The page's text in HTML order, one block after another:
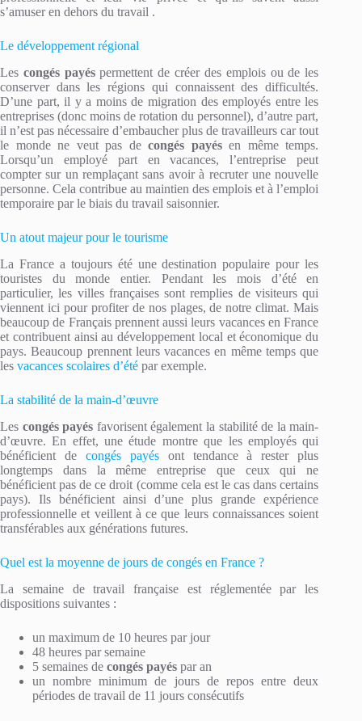
s’amuser en dehors du travail .
Le développement régional
Les congés payéspermettent de créer des emplois ou de les
conserver dans les régions qui connaissent des difficultés.
D’une part, il y a moins de migration des employés entre les
entreprises (donc moins de rotation du personnel), d’autre part,
il n’est pas nécessaire d’embaucher plus de travailleurs car tout
le monde ne veut pas decongés payésen même temps.
Lorsqu’un employé part en vacances, l’entreprise peut
compter sur un remplaçant sans avoir à recruter une nouvelle
personne. Cela contribue au maintien des emplois et à l’emploi
temporaire par le biais du travail saisonnier.
Un atout majeur pour le tourisme
La France a toujours été une destination populaire pour les
touristes du monde entier. Pendant les mois d’été en
particulier, les villes françaises sont remplies de visiteurs qui
viennent ici pour profiter de nos plages, de notre climat. Mais
beaucoup de Français prennent aussi leurs vacances en France
et contribuent ainsi au développement local et économique du
pays. Beaucoup prennent leurs vacances en même temps que
les vacances scolaires d’été par exemple.
La stabilité de la main-d’œuvre
Les congés payés favorisent également la stabilité de la main-
d’œuvre. En effet, une étude montre que les employés qui
bénéficient de congés payésont tendance à rester plus
longtemps dans la même entreprise que ceux qui ne
bénéficient pas de ce droit (comme cela est le cas dans certains
pays). Ils bénéficient ainsi d’une plus grande expérience
professionnelle et veillent à ce que leurs connaissances soient
transférables aux générations futures.
Quel est la moyenne de jours de congés en France ?
La semaine de travail française est réglementée par les
dispositions suivantes :
un maximum de 10 heures par jour
48 heures par semaine
5 semaines de congés payés par an
un nombre minimum de jours de repos entre deux
périodes de travail de 11 jours consécutifs